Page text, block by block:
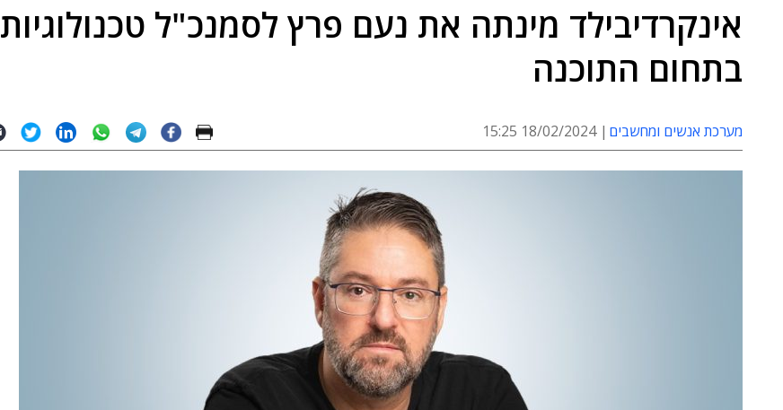
אינקרדיבילד מינתה את נעם פרץ לסמנכ"ל טכנולוגיות
בתחום התוכנה
מערכת אנשים ומחשבים 18/02/2024 15:25